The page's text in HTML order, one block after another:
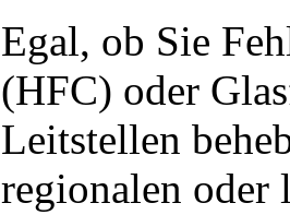
Egal, ob Sie
(HFC) oder
Leitstellen
regionalen oder